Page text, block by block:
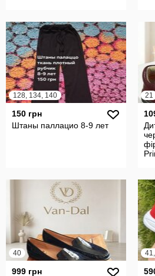
128, 134, 140
150 грн
Штаны паллацио 8-9 лет
21
40
999 грн